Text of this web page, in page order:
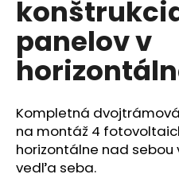
panelov v
Kompletná
na montáž 4
horizontálne nad
vedľa seba.
á
j
s
ť
?